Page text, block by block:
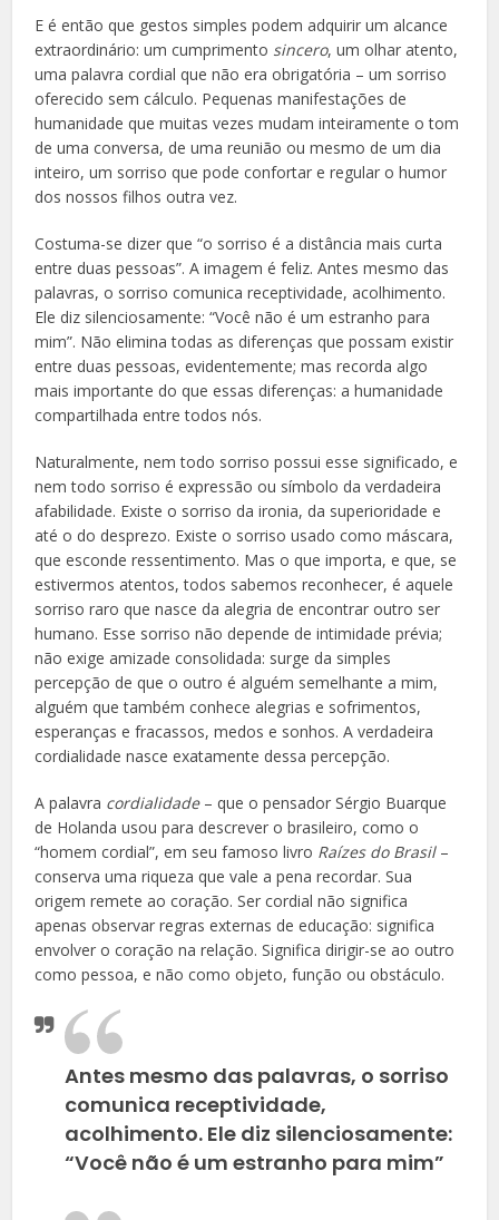
E é então que gestos simples podem adquirir um alcance
extraordinário: um cumprimento sincero, um olhar atento,
uma palavra cordial que não era obrigatória – um sorriso
oferecido sem cálculo. Pequenas manifestações de
humanidade que muitas vezes mudam inteiramente o tom
de uma conversa, de uma reunião ou mesmo de um dia
inteiro, um sorriso que pode confortar e regular o humor
dos nossos filhos outra vez.
Costuma-se dizer que “o sorriso é a distância mais curta
entre duas pessoas”. A imagem é feliz. Antes mesmo das
palavras, o sorriso comunica receptividade, acolhimento.
Ele diz silenciosamente: “Você não é um estranho para
mim”. Não elimina todas as diferenças que possam existir
entre duas pessoas, evidentemente; mas recorda algo
mais importante do que essas diferenças: a humanidade
compartilhada entre todos nós.
Naturalmente, nem todo sorriso possui esse significado, e
nem todo sorriso é expressão ou símbolo da verdadeira
afabilidade. Existe o sorriso da ironia, da superioridade e
até o do desprezo. Existe o sorriso usado como máscara,
que esconde ressentimento. Mas o que importa, e que, se
estivermos atentos, todos sabemos reconhecer, é aquele
sorriso raro que nasce da alegria de encontrar outro ser
humano. Esse sorriso não depende de intimidade prévia;
não exige amizade consolidada: surge da simples
percepção de que o outro é alguém semelhante a mim,
alguém que também conhece alegrias e sofrimentos,
esperanças e fracassos, medos e sonhos. A verdadeira
cordialidade nasce exatamente dessa percepção.
A palavra cordialidade– que o pensador Sérgio Buarque
de Holanda usou para descrever o brasileiro, como o
“homem cordial”, em seu famoso livro Raízes do Brasil–
conserva uma riqueza que vale a pena recordar. Sua
origem remete ao coração. Ser cordial não significa
apenas observar regras externas de educação: significa
envolver o coração na relação. Significa dirigir-se ao outro
como pessoa, e não como objeto, função ou obstáculo.
Antes mesmo das palavras, o sorriso
comunica receptividade,
acolhimento. Ele diz silenciosamente:
“Você não é um estranho para mim”